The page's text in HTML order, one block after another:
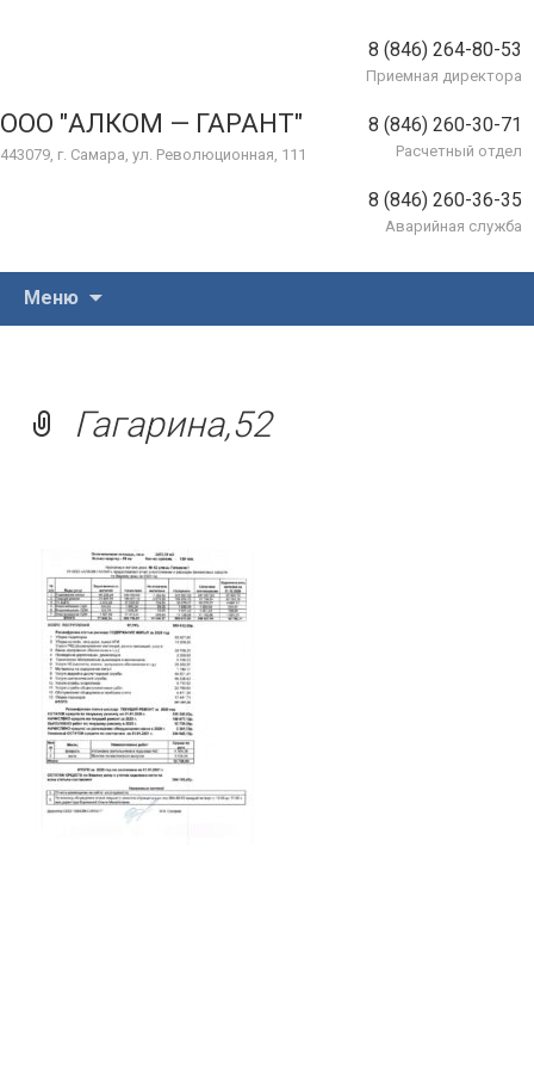
ООО "АЛКОМ — ГАРАНТ"
443079, г. Самара, ул. Революционная, 111
8 (846) 264-80-53
Приемная директора
8 (846) 260-30-71
Расчетный отдел
8 (846) 260-36-35
Аварийная служба
Меню
Гагарина,52